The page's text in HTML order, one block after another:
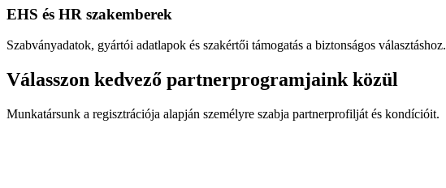
EHS és HR szakemberek
Szabványadatok, gyártói adatlapok és szakértői támogatás a biztonságos választáshoz.
Válasszon kedvező partnerprogramjaink közül
Munkatársunk a regisztrációja alapján személyre szabja partnerprofilját és kondícióit.